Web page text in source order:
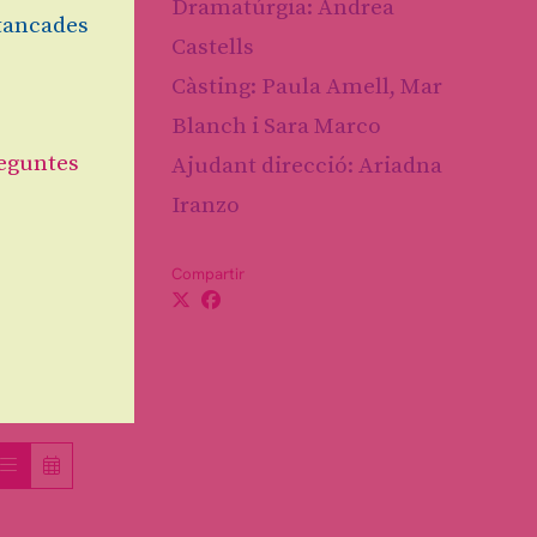
Dramatúrgia: Andrea
Castells
Càsting: Paula Amell, Mar
Blanch i Sara Marco
Ajudant direcció: Ariadna
Iranzo
Compartir
h
Núria
h